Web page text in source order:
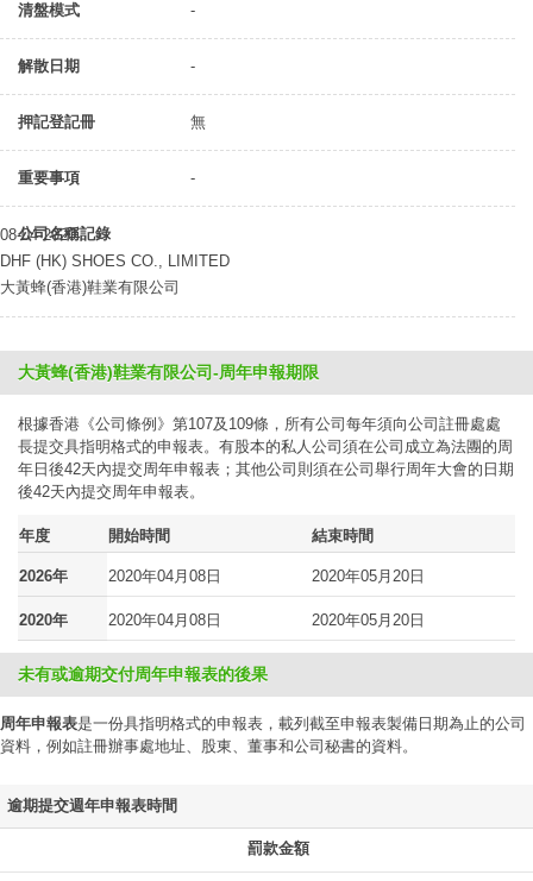
清盤模式
-
解散日期 -
押記登記冊 無
重要事項 -
公司名稱記錄
08-04-2020
DHF (HK) SHOES CO., LIMITED
大黃蜂(香港)鞋業有限公司
大黃蜂(香港)鞋業有限公司-周年申報期限
根據香港《公司條例》第107及109條，所有公司每年須向公司註冊處處
長提交具指明格式的申報表。有股本的私人公司須在公司成立為法團的周
年日後42天內提交周年申報表；其他公司則須在公司舉行周年大會的日期
後42天內提交周年申報表。
年度 開始時間 結束時間
2026年 2020年04月08日 2020年05月20日
2020年 2020年04月08日 2020年05月20日
未有或逾期交付周年申報表的後果
周年申報表是一份具指明格式的申報表，載列截至申報表製備日期為止的公司
資料，例如註冊辦事處地址、股東、董事和公司秘書的資料。
逾期提交週年申報表時間
罰款金額